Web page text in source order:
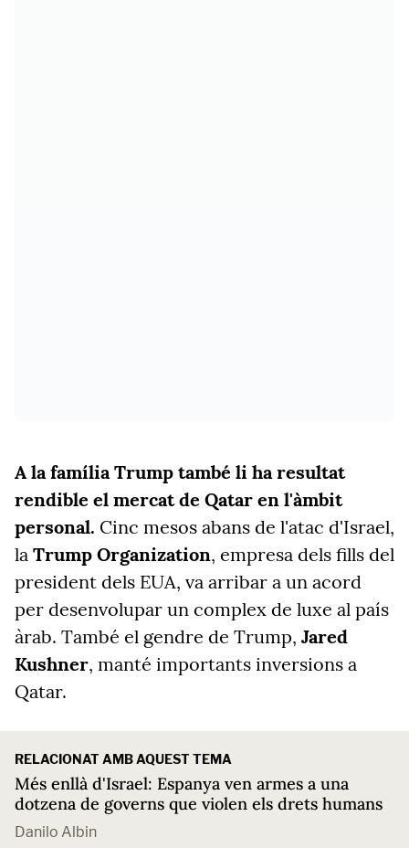
A la família Trump també li ha resultat
rendible el mercat de Qatar en l'àmbit
personal. Cinc mesos abans de l'atac d'Israel,
la Trump Organization, empresa dels fills del
president dels EUA, va arribar a un acord
per desenvolupar un complex de luxe al país
àrab. També el gendre de Trump, Jared
Kushner, manté importants inversions a
Qatar.
RELACIONAT AMB AQUEST TEMA
Més enllà d'Israel: Espanya ven armes a una
dotzena de governs que violen els drets humans
Danilo Albin